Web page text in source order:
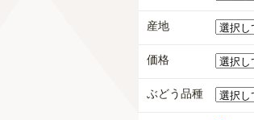
産地
価格
ぶどう品種